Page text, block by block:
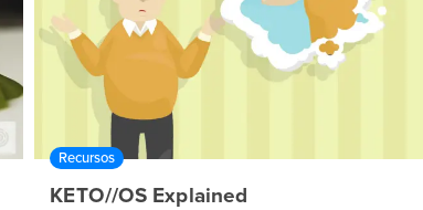
Recursos
KETO//OS Explained